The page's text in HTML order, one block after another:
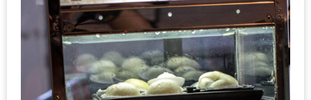
ใช่
ไหม?
แวะ
ไป
ผิง